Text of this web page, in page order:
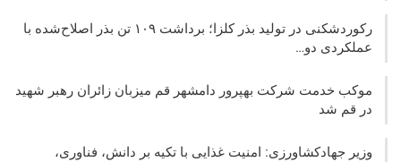
رکوردشکنی در تولید بذر کلزا؛ برداشت ۱۰۹ تن بذر اصلاح‌شده با
عملکردی دو…
موکب خدمت شرکت بهپرور دامشهر قم میزبان زائران رهبر شهید
در قم شد
وزیر جهادکشاورزی: امنیت غذایی با تکیه بر دانش، فناوری،